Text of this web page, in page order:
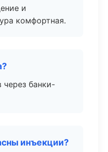
и
комфортная.
через банки-
инъекции?